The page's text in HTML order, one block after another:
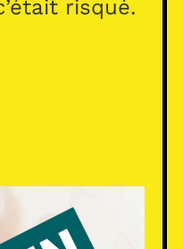
risqué.